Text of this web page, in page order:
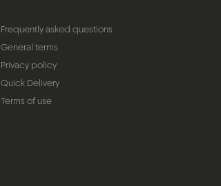
Frequently asked questions
General terms
Privacy policy
Quick Delivery
Terms of use